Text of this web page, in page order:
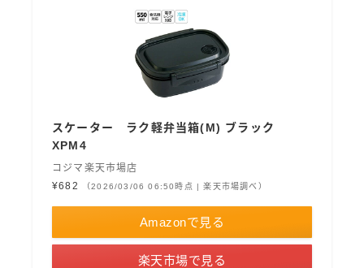
スケーター ラク軽弁当箱(M) ブラック
XPM4
コジマ楽天市場店
¥682
（2026/03/06 06:50時点 | 楽天市場調べ）
Amazonで見る
楽天市場で見る